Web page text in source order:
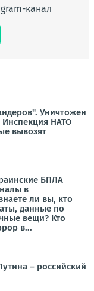
канал
Уничтожен
НАТО
вывозят
БПЛА
в
ли вы, кто
данные по
вещи? Кто
в...
– российский